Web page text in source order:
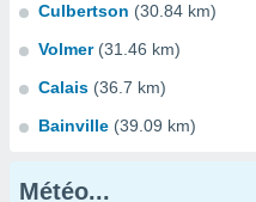
Culbertson (30.84 km)
Volmer (31.46 km)
Calais (36.7 km)
Bainville (39.09 km)
Météo...